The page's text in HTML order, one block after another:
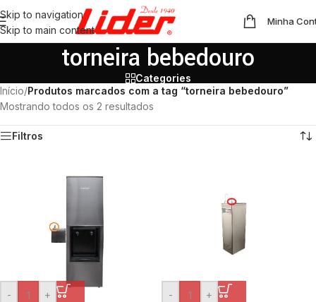
Skip to navigation
Skip to main content
Minha
torneira bebedouro
Categories
Início/Produtos marcados com a tag “torneira bebedouro”
Mostrando todos os 2 resultados
Filtros
- + - +